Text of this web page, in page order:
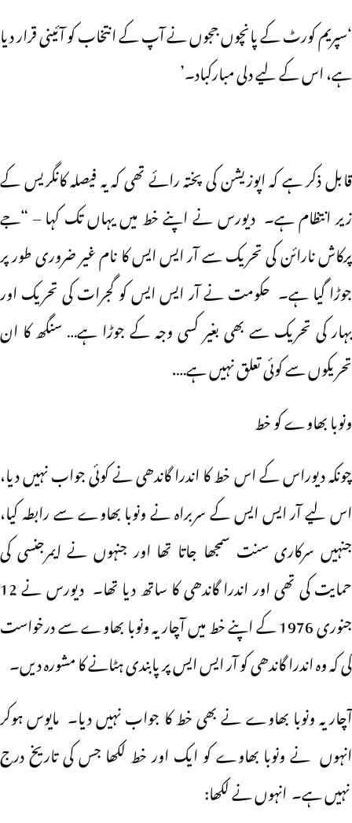
‘سپریم کورٹ کے پانچوں ججوں نے آپ کے انتخاب کو آئینی قرار دیا
ہے، اس کے لیے دلی مبارکباد۔’
قابل ذکر ہے کہ اپوزیشن کی پختہ رائے تھی کہ یہ فیصلہ کانگریس کے
زیر انتظام ہے۔ دیورس نے اپنے خط میں یہاں تک کہا – “جے
پرکاش نارائن کی تحریک سے آر ایس ایس کا نام غیر ضروری طور پر
جوڑا گیا ہے۔ حکومت نے آر ایس ایس کو گجرات کی تحریک اور
بہار کی تحریک سے بھی بغیر کسی وجہ کے جوڑا ہے… سنگھ کا ان
تحریکوں سے کوئی تعلق نہیں ہے….
ونوبا بھاوے کو خط
چونکہ دیوراس کے اس خط کا اندرا گاندھی نے کوئی جواب نہیں دیا،
اس لیے آر ایس ایس کے سربراہ نے ونوبا بھاوے سے رابطہ کیا،
جنہیں سرکاری سنت سمجھا جاتا تھا اور جنہوں نے ایمرجنسی کی
حمایت کی تھی اور اندرا گاندھی کا ساتھ دیا تھا۔ دیورس نے 12
جنوری 1976 کے اپنے خط میں آچاریہ ونوبا بھاوے سے درخواست
کی کہ وہ اندرا گاندھی کو آر ایس ایس پر پابندی ہٹانے کا مشورہ دیں۔
آچاریہ ونوبا بھاوے نے بھی خط کا جواب نہیں دیا۔ مایوس ہوکر
انہوں نے ونوبا بھاوے کو ایک اور خط لکھا جس کی تاریخ درج
نہیں ہے۔ انہوں نے لکھا: